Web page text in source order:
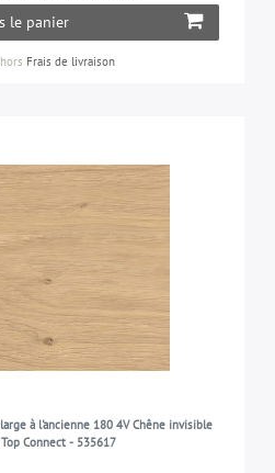
le panier
Frais de livraison
large à l'ancienne 180 4V Chêne invisible
Connect - 535617